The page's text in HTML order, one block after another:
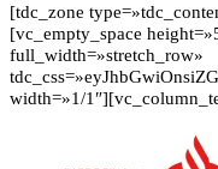
[tdc_zone
[vc_empty_space
full_width=»stretch_row»
width=»1/